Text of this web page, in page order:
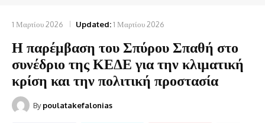
1 Μαρτίου 2026 Updated:1 Μαρτίου 2026
Η παρέμβαση του Σπύρου Σπαθή στο
συνέδριο της ΚΕΔΕ για την κλιματική
κρίση και την πολιτική προστασία
By poulatakefalonias